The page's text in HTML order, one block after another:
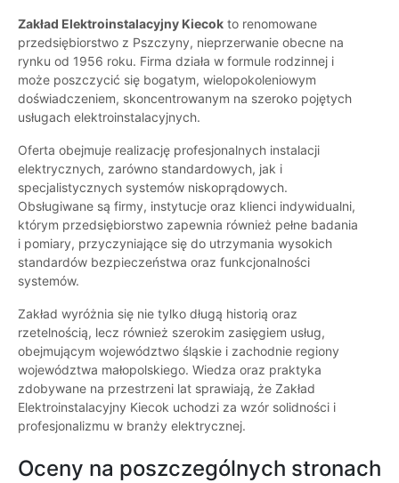
Zakład Elektroinstalacyjny Kiecok to renomowane
przedsiębiorstwo z Pszczyny, nieprzerwanie obecne na
rynku od 1956 roku. Firma działa w formule rodzinnej i
może poszczycić się bogatym, wielopokoleniowym
doświadczeniem, skoncentrowanym na szeroko pojętych
usługach elektroinstalacyjnych.
Oferta obejmuje realizację profesjonalnych instalacji
elektrycznych, zarówno standardowych, jak i
specjalistycznych systemów niskoprądowych.
Obsługiwane są firmy, instytucje oraz klienci indywidualni,
którym przedsiębiorstwo zapewnia również pełne badania
i pomiary, przyczyniające się do utrzymania wysokich
standardów bezpieczeństwa oraz funkcjonalności
systemów.
Zakład wyróżnia się nie tylko długą historią oraz
rzetelnością, lecz również szerokim zasięgiem usług,
obejmującym województwo śląskie i zachodnie regiony
województwa małopolskiego. Wiedza oraz praktyka
zdobywane na przestrzeni lat sprawiają, że Zakład
Elektroinstalacyjny Kiecok uchodzi za wzór solidności i
profesjonalizmu w branży elektrycznej.
Oceny na poszczególnych stronach